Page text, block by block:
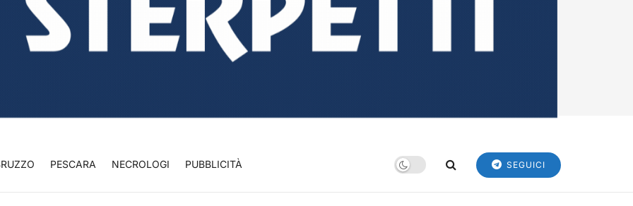
PESCARA NECROLOGI PUBBLICITÀ SEGUICI